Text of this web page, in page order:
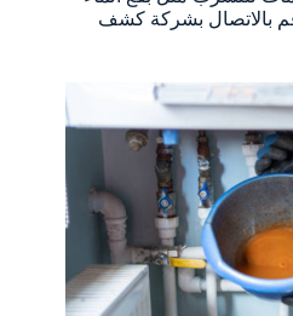
قم بالاتصال بشركة كشف